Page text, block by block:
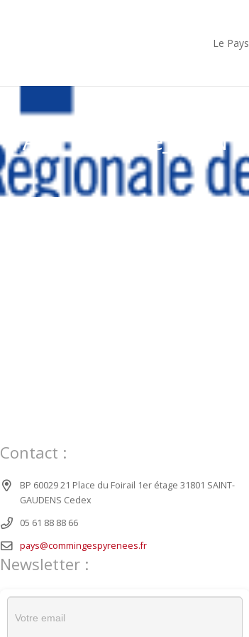
Le Pays
ARS_Occitanie_CMJN
Contact :
BP 60029 21 Place du Foirail 1er étage 31801 SAINT-
GAUDENS Cedex
05 61 88 88 66
pays@commingespyrenees.fr
Newsletter :